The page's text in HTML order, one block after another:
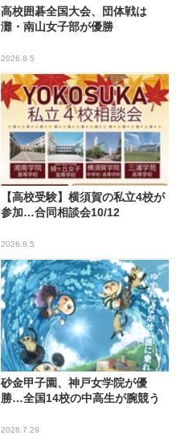
高校囲碁全国大会、団体戦は
灘・南山女子部が優勝
2026.8.5
【高校受験】横須賀の私立4校が
参加…合同相談会10/12
2026.8.5
砂金甲子園、神戸女学院が優
勝…全国14校の中高生が腕競う
2026.7.29